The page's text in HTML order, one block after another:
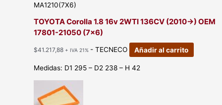
MA1210(7X6)
TOYOTA Corolla 1.8 16v 2WTI 136CV (2010->) OEM
17801-21050 (7×6)
$41.217,88 + IVA 21% - TECNECO Añadir al carrito
Medidas: D1 295 – D2 238 – H 42